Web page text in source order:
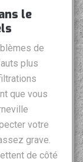
le
de
plus
que vous
votre
grave.
de côté